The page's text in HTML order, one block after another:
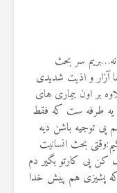
سر بحث
آزار و اذیت شدیدی
بر اون بیماری های
یه طرفه ست که فقط
پی توجیه باشن دیه
بحث انسانیت
کن پی کارتو بگیر دم
که پشیزی هم پیش خدا